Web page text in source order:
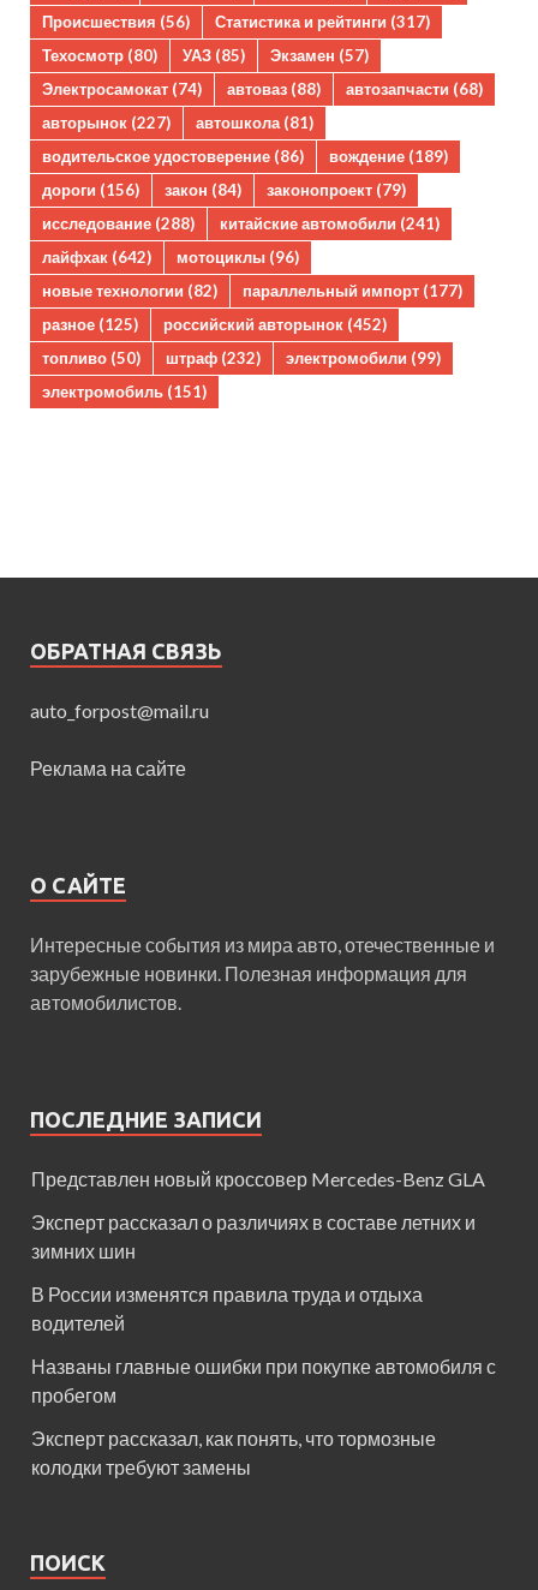
Происшествия (56) Статистика и рейтинги (317)
Техосмотр (80) УАЗ (85) Экзамен (57)
Электросамокат (74) автоваз (88) автозапчасти (68)
авторынок (227) автошкола(81)
водительское удостоверение (86) вождение (189)
дороги (156) закон (84) законопроект (79)
исследование (288) китайские автомобили (241)
лайфхак (642) мотоциклы (96)
новые технологии (82) параллельный импорт (177)
разное (125) российский авторынок (452)
топливо (50) штраф (232) электромобили (99)
электромобиль (151)
ОБРАТНАЯ СВЯЗЬ
auto_forpost@mail.ru
Реклама на сайте
О САЙТЕ
Интересные события из мира авто, отечественные и
зарубежные новинки. Полезная информация для
автомобилистов.
ПОСЛЕДНИЕ ЗАПИСИ
Представлен новый кроссовер Mercedes-Benz GLA
Эксперт рассказал о различиях в составе летних и
зимних шин
В России изменятся правила труда и отдыха
водителей
Названы главные ошибки при покупке автомобиля с
пробегом
Эксперт рассказал, как понять, что тормозные
колодки требуют замены
ПОИСК